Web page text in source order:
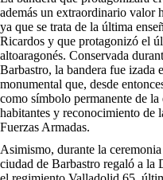
además un extraordinario valor
ya que se trata de la última
Ricardos y que protagonizó el
altoaragonés. Conservada
Barbastro, la bandera fue izada
monumental que, desde
como símbolo permanente de
habitantes y reconocimiento de
Fuerzas Armadas.
Asimismo, durante la
ciudad de Barbastro regaló a la